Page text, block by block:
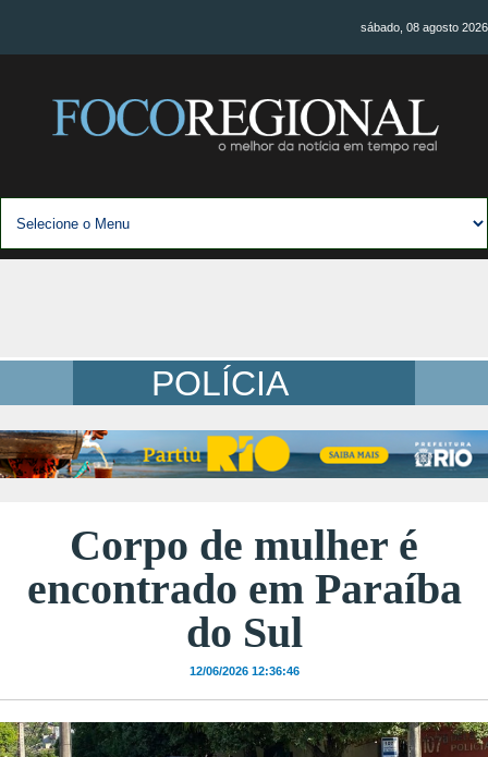
sábado, 08 agosto 2026
POLÍCIA
Corpo de mulher é
encontrado em Paraíba
do Sul
12/06/2026 12:36:46